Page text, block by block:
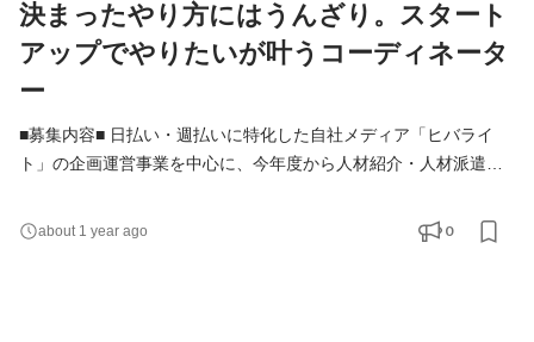
決まったやり方にはうんざり。スタート
アップでやりたいが叶うコーディネータ
ー
■募集内容■ 日払い・週払いに特化した自社メディア「ヒバライ
ト」の企画運営事業を中心に、今年度から人材紹介・人材派遣事
アドバイザーを募集します。 ＜業務内容＞ ▼求職者に対して ・
面談、求人情報の案内 ・業務スタートまでの研修対応 ・職場説明
about 1 year ago 0